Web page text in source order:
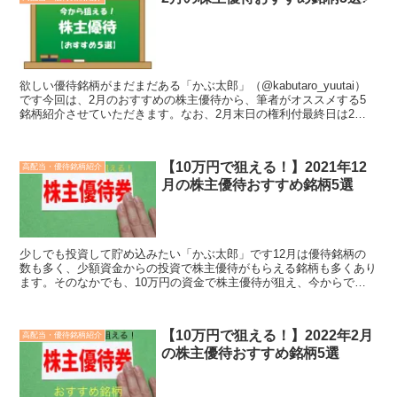
欲しい優待銘柄がまだまだある「かぶ太郎」（@kabutaro_yuutai）
です今回は、2月のおすすめの株主優待から、筆者がオススメする5
銘柄紹介させていただきます。なお、2月末日の権利付最終日は2月
高配当・優待銘柄紹介
【10万円で狙える！】2021年12
月の株主優待おすすめ銘柄5選
少しでも投資して貯め込みたい「かぶ太郎」です12月は優待銘柄の
数も多く、少額資金からの投資で株主優待がもらえる銘柄も多くあり
ます。そのなかでも、10万円の資金で株主優待が狙え、今からでも
高配当・優待銘柄紹介
【10万円で狙える！】2022年2月
の株主優待おすすめ銘柄5選